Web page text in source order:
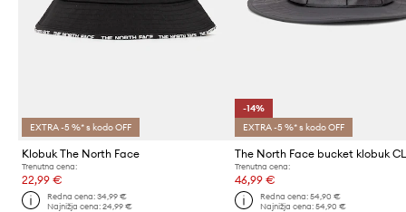
EXTRA -5 %* s kodo OFF
Klobuk The North Face
Trenutna cena:
22,99 €
Redna cena:34,99 €
Najnižja cena:24,99 €
-14%
EXTRA -5 %* s kodo OFF
Trenutna cena:
46,99 €
Redna cena: 54,90 €
Najnižja cena: 54,90 €